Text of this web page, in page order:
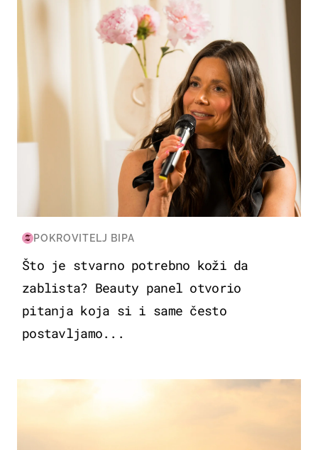
POKROVITELJ BIPA
Što je stvarno potrebno koži da
zablista? Beauty panel otvorio
pitanja koja si i same često
postavljamo...